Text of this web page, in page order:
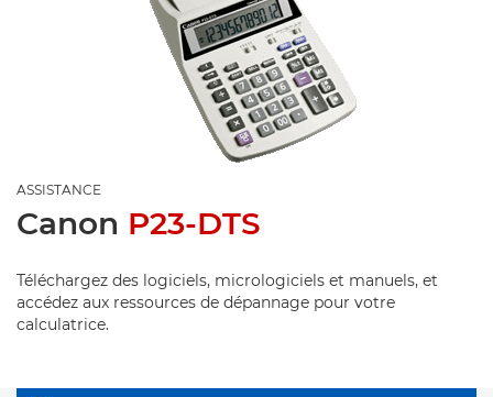
ASSISTANCE
Canon P23-DTS
Téléchargez des logiciels, micrologiciels et manuels, et
accédez aux ressources de dépannage pour votre
calculatrice.